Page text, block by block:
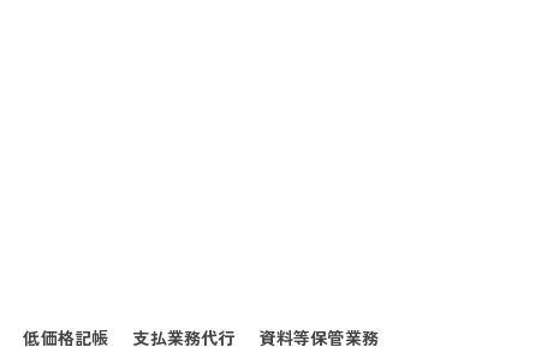
低価格記帳 支払業務代行 資料等保管業務